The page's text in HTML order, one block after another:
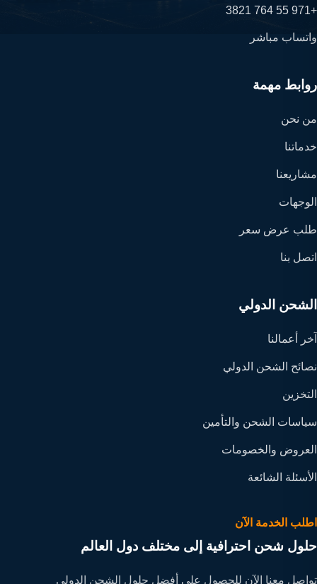
+971 55 764 3821
واتساب مباشر
روابط مهمة
من نحن
خدماتنا
مشاريعنا
الوجهات
طلب عرض سعر
اتصل بنا
الشحن الدولي
آخر أعمالنا
نصائح الشحن الدولي
التخزين
سياسات الشحن والتأمين
العروض والخصومات
الأسئلة الشائعة
اطلب الخدمة الآن
حلول شحن احترافية إلى مختلف دول العالم
تواصل معنا الآن للحصول على أفضل حلول الشحن الدولي